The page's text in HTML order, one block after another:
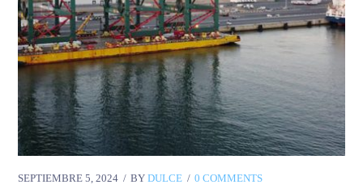
SEPTIEMBRE 5, 2024 BYDULCE 0 COMMENTS